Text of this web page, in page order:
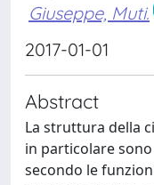
Giuseppe, Muti.
2017-01-01
Abstract
La struttura della
in particolare
secondo le